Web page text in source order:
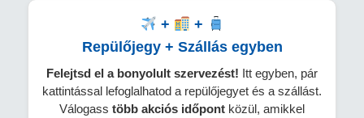
+
+
Repülőjegy + Szállás egyben
Felejtsd el a bonyolult szervezést! Itt egyben, pár
kattintással lefoglalhatod a repülőjegyet és a szállást.
Válogass több akciós időpont közül, amikkel